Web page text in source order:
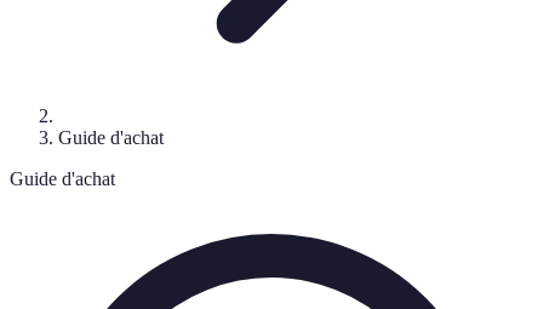
Guide d'achat
Guide d'achat